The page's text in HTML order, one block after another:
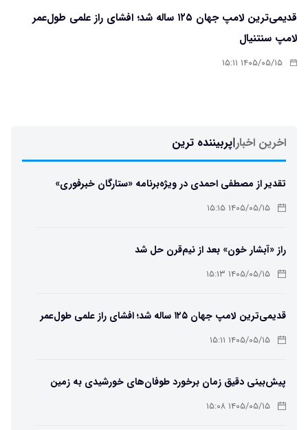
قدیمی‌ترین لامپ جهان ۱۲۵ ساله شد؛ افشای راز علمی طول‌عمر
لامپ سنتنیال
۱۴۰۵/۰۵/۱۵ ۱۵:۱۱
اخرین اخبار|پربیننده ترین
تقدیر از مصطفی احمدی در ویژه‌برنامه «ستارگان خبرفوری»
۱۴۰۵/۰۵/۱۵ ۱۵:۱۵
راز «آبشار خون» بعد از نیم‌قرن حل شد
۱۴۰۵/۰۵/۱۵ ۱۵:۱۳
قدیمی‌ترین لامپ جهان ۱۲۵ ساله شد؛ افشای راز علمی طول‌عمر
لامپ سنتنیال
۱۴۰۵/۰۵/۱۵ ۱۵:۱۱
پیش‌بینی دقیق زمان برخورد طوفان‌های خورشیدی به زمین
ممکن شد
۱۴۰۵/۰۵/۱۵ ۱۵:۰۸